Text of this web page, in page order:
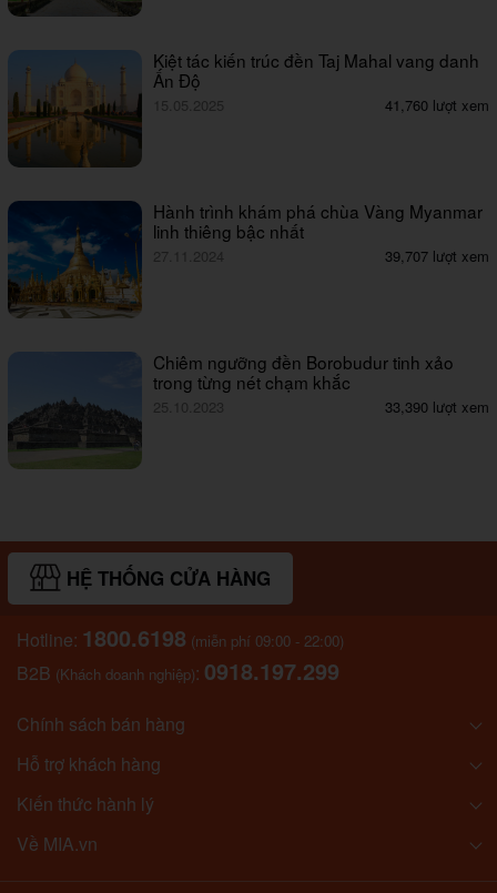
Kiệt tác kiến trúc đền Taj Mahal vang danh
Ấn Độ
15.05.2025 41,760 lượt xem
Hành trình khám phá chùa Vàng Myanmar
linh thiêng bậc nhất
27.11.2024 39,707 lượt xem
Chiêm ngưỡng đền Borobudur tinh xảo
trong từng nét chạm khắc
25.10.2023 33,390 lượt xem
HỆ THỐNG CỬA HÀNG
Hotline: 1800.6198 (miễn phí 09:00 - 22:00)
B2B (Khách doanh nghiệp): 0918.197.299
Chính sách bán hàng
Hỗ trợ khách hàng
Kiến thức hành lý
Về MIA.vn